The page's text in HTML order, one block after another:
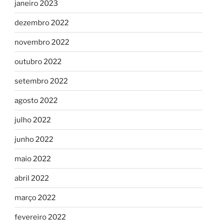
janeiro 2023
dezembro 2022
novembro 2022
outubro 2022
setembro 2022
agosto 2022
julho 2022
junho 2022
maio 2022
abril 2022
março 2022
fevereiro 2022